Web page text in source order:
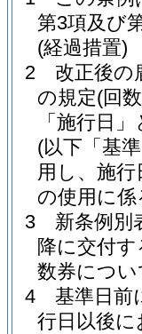
第3項及び
(経過措置)
2
改正後の
の規定(回
「施行日
(以下「基
用し、施
の使用に
3
新条例別
降に交付
数券につ
4
基準日前
行日以後